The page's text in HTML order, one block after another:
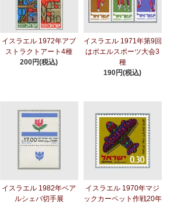
イスラエル 1972年アブ
ストラクトアート4種
200円(税込)
イスラエル 1971年第9回
はポエルスポーツ大会3
種
190円(税込)
イスラエル 1982年ベア
ルシェバ切手展
イスラエル 1970年マジ
ックカーペット作戦20年